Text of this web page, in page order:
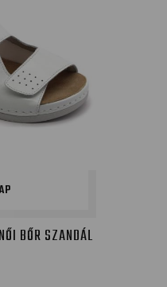
BŐR SZANDÁL